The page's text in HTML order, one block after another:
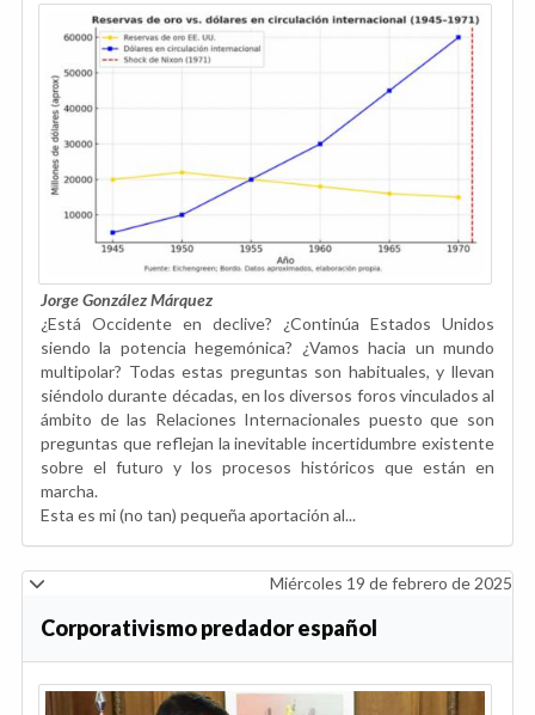
Jorge González Márquez
¿Está Occidente en declive? ¿Continúa Estados Unidos
siendo la potencia hegemónica? ¿Vamos hacia un mundo
multipolar? Todas estas preguntas son habituales, y llevan
siéndolo durante décadas, en los diversos foros vinculados al
ámbito de las Relaciones Internacionales puesto que son
preguntas que reflejan la inevitable incertidumbre existente
sobre el futuro y los procesos históricos que están en
marcha.
Esta es mi (no tan) pequeña aportación al...
Miércoles 19 de febrero de 2025
Corporativismo predador español